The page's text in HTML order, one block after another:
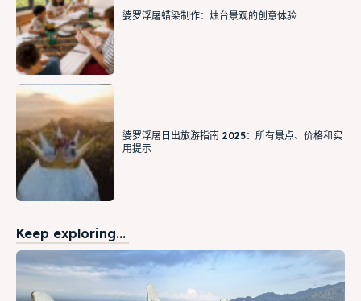
婆罗浮屠蜡染制作：烛台景观的创意体验
婆罗浮屠日出旅游指南 2025：所有景点、价格和实
用提示
Keep exploring...